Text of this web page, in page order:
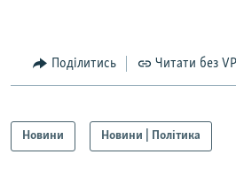
Поділитись Читати без
Новини Новини | Політика